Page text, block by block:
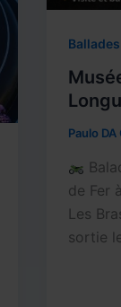
Ballades
Paulo DA
de Fer
Les
sortie